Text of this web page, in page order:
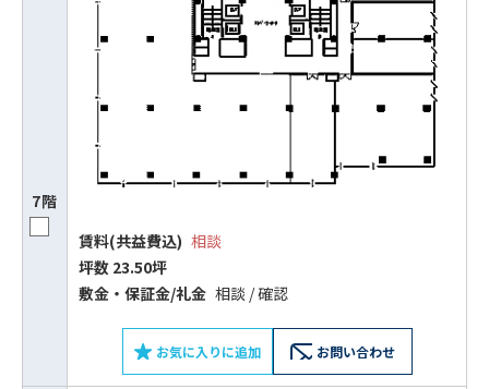
7階
賃料(共益費込) 相談
坪数 23.50坪
敷⾦‧保証⾦/礼⾦ 相談 / 確認
お気に入りに追加 お問い合わせ